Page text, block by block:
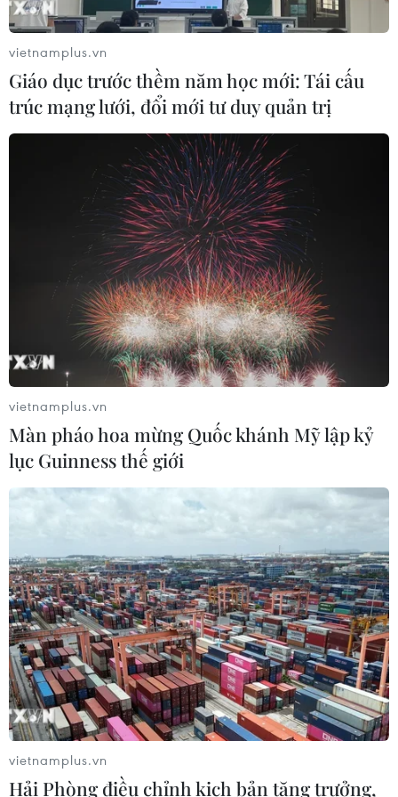
Iran ra điều kiện gì với Mỹ
trước khi mở lại Eo biển Hormuz?
03/08/2026 16:12
Iran tuyên bố chưa đạt đủ điều kiện
để mở lại eo biển Hormuz
03/08/2026 15:59
Làn sóng người Israel di cư ra nước
ngoài vẫn ở mức kỷ lục
03/08/2026 11:32
Tín hiệu tích cực đối với tiến trình
phục hồi kinh tế của Syria
03/08/2026 07:22
Tổng thống Mỹ: Các bên đạt bước
tiến hướng tới chấm dứt xung đột với
Iran
03/08/2026 06:24
Xem thêm
CƠ QUAN CHỦ QUẢN: THÔNG TẤN XÃ VIỆT NAM
vietnamplus.vn
Giáo dục trước thềm năm học mới: Tái cấu
trúc mạng lưới, đổi mới tư duy quản trị
vietnamplus.vn
Màn pháo hoa mừng Quốc khánh Mỹ lập kỷ
lục Guinness thế giới
vietnamplus.vn
Hải Phòng điều chỉnh kịch bản tăng trưởng,